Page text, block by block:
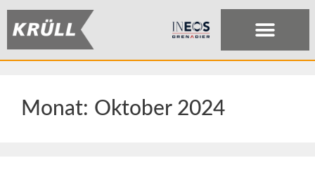
Monat: Oktober 2024